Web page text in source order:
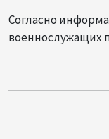
Согласно
военнослужащих